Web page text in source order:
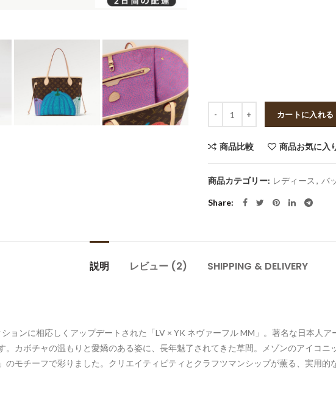
カートに入れる
商品比較 商品お気に入
商品カテゴリー: レディース , バ
Share
説明 レビュー (2) SHIPPING & DELIVERY
ョンに相応しくアップデートされた「LV × YK ネヴァーフル MM」。著名な日本人
。カボチャの温もりと愛嬌のある姿に、長年魅了されてきた草間。メゾンのアイコ
モチーフで彩りました。クリエイティビティとクラフツマンシップが薫る、実用的